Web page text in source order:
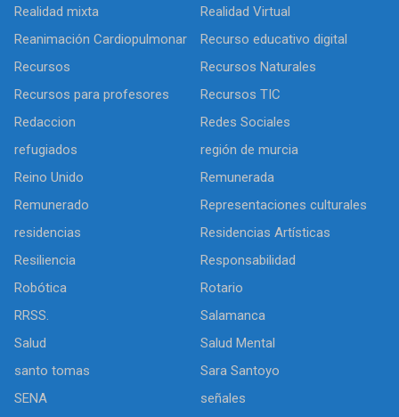
Realidad mixta
Realidad Virtual
Reanimación Cardiopulmonar
Recurso educativo digital
Recursos
Recursos Naturales
Recursos para profesores
Recursos TIC
Redaccion
Redes Sociales
refugiados
región de murcia
Reino Unido
Remunerada
Remunerado
Representaciones culturales
residencias
Residencias Artísticas
Resiliencia
Responsabilidad
Robótica
Rotario
RRSS.
Salamanca
Salud
Salud Mental
santo tomas
Sara Santoyo
SENA
señales